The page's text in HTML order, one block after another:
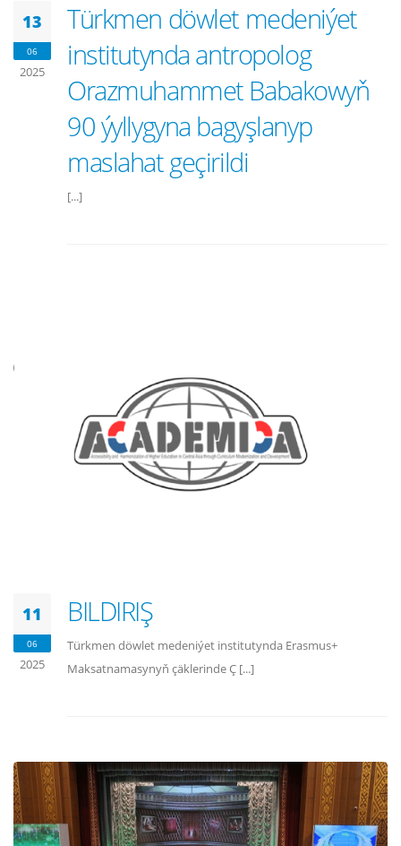
13
06
2025
Türkmen döwlet medeniýet
institutynda antropolog
Orazmuhammet Babakowyň
90 ýyllygyna bagyşlanyp
maslahat geçirildi
[...]
11
06
2025
BILDIRIŞ
Türkmen döwlet medeniýet institutynda Erasmus+
Maksatnamasynyň çäklerinde Ç [...]